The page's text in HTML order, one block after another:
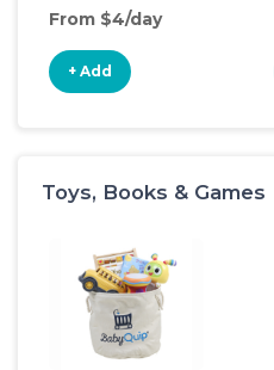
From $4/day
+ Add
Toys, Books & Games